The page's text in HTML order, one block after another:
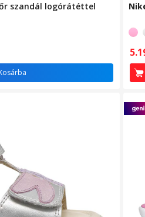
szandál logórátéttel